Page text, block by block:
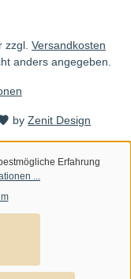
zzgl. Versandkosten
anders angegeben.
byZenit Design
Erfahrung
...